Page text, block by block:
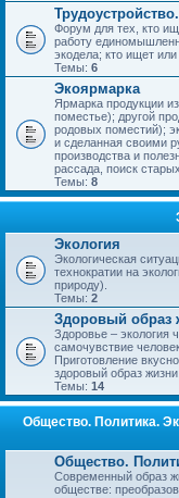
Форум для тех, кто
работу
экодела; кто ищет
Темы: 6
Экоярмарка
Ярмарка продукции
поместье); другой
родовых поместий);
и сделанная своими
производства и
рассада, поиск
Темы: 8
Экология
Экологическая
технократии на
природу).
Темы: 2
Здоровый образ
Здоровье – экология
самочувствие
Приготовление
здоровый образ
Темы: 14
Общество. Политика.
Общество.
Современный образ
обществе: